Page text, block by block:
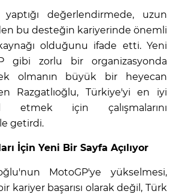
değerlendirmede, uzun
bu desteğin kariyerinde önemli
olduğunu ifade etti. Yeni
gibi zorlu bir organizasyonda
olmanın büyük bir heyecan
Razgatlıoğlu, Türkiye'yi en iyi
etmek için çalışmalarını
getirdi.
İçin Yeni Bir Sayfa Açılıyor
MotoGP'ye yükselmesi,
kariyer başarısı olarak değil, Türk